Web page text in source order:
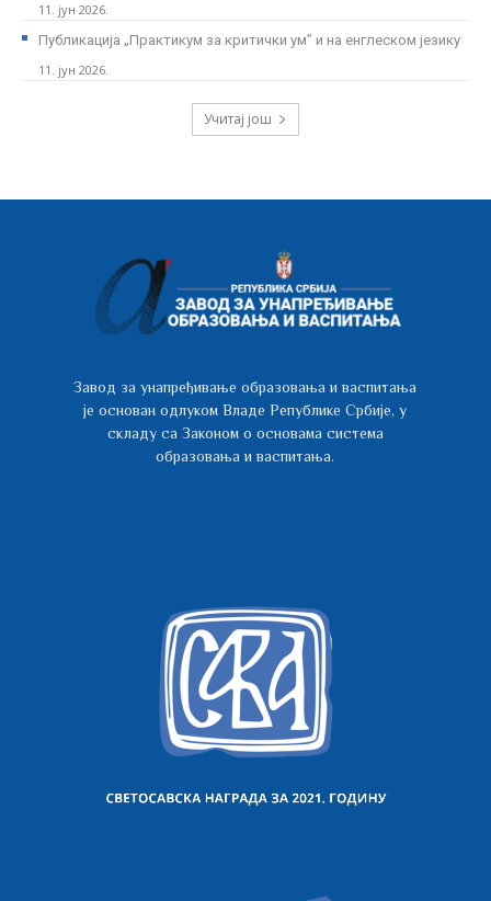
11. јун 2026.
Публикација „Практикум за критички ум” и на енглеском језику
11. јун 2026.
Учитај још
Завод за унапређивање образовања и васпитања
је основан одлуком Владе Републике Србије, у
складу са Законом о основама система
образовања и васпитања.